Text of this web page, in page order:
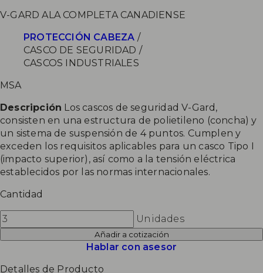
V-GARD ALA COMPLETA CANADIENSE
PROTECCIÓN CABEZA /
CASCO DE SEGURIDAD /
CASCOS INDUSTRIALES
MSA
Descripción Los cascos de seguridad V-Gard,
consisten en una estructura de polietileno (concha) y
un sistema de suspensión de 4 puntos. Cumplen y
exceden los requisitos aplicables para un casco Tipo I
(impacto superior), así como a la tensión eléctrica
establecidos por las normas internacionales.
Cantidad
Unidades
Añadir a cotización
Hablar con asesor
Detalles de Producto